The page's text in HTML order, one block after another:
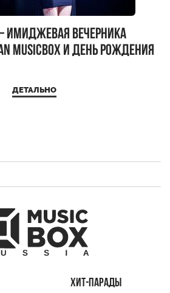
— имиджевая вечерника
MUSICBOX и день рождения
ДЕТАЛЬНО
ХИТ-ПАРАДЫ